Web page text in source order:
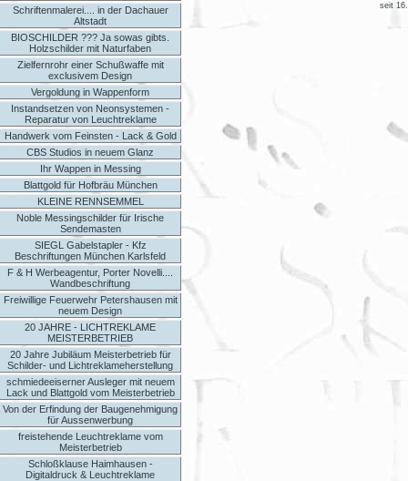
Schriftenmalerei.... in der Dachauer
Altstadt
BIOSCHILDER ??? Ja sowas gibts.
Holzschilder mit Naturfaben
Zielfernrohr einer Schußwaffe mit
exclusivem Design
Vergoldung in Wappenform
Instandsetzen von Neonsystemen -
Reparatur von Leuchtreklame
Handwerk vom Feinsten - Lack & Gold
CBS Studios in neuem Glanz
Ihr Wappen in Messing
Blattgold für Hofbräu München
KLEINE RENNSEMMEL
Noble Messingschilder für Irische
Sendemasten
SIEGL Gabelstapler - Kfz
Beschriftungen München Karlsfeld
F & H Werbeagentur, Porter Novelli....
Wandbeschriftung
Freiwillige Feuerwehr Petershausen mit
neuem Design
20 JAHRE - LICHTREKLAME
MEISTERBETRIEB
20 Jahre Jubiläum Meisterbetrieb für
Schilder- und Lichtreklameherstellung
schmiedeeiserner Ausleger mit neuem
Lack und Blattgold vom Meisterbetrieb
Von der Erfindung der Baugenehmigung
für Aussenwerbung
freistehende Leuchtreklame vom
Meisterbetrieb
Schloßklause Haimhausen -
Digitaldruck & Leuchtreklame
seit